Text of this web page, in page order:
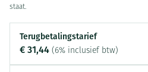
staat.
Terugbetalingstarief
€ 31,44 (6% inclusief btw)